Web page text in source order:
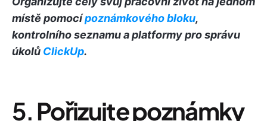
místě pomocípoznámkového bloku,
kontrolního seznamu a platformy pro správu
úkolů ClickUp.
5.Pořizujte poznámky